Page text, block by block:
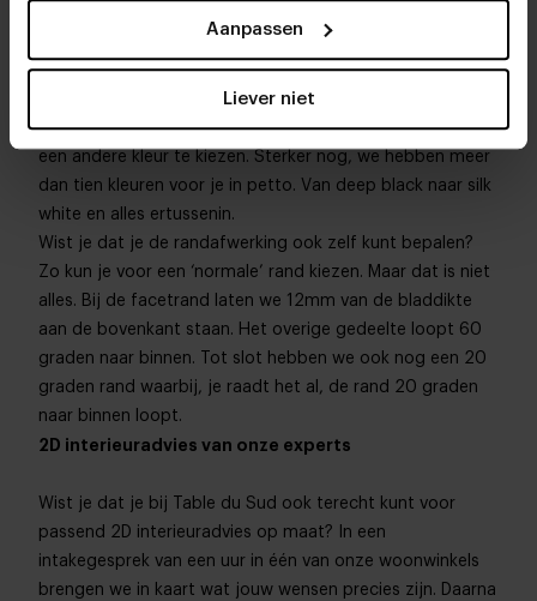
Aanpassen
Liever niet
je aankoop krijg je daarom de mogelijkheid om je
persoonlijke specificaties door te geven. Denk hierbij
bijvoorbeeld aan de kleur van je tafelblad. Naast kiezen
voor de klassieke houtkleur, is het ook mogelijk om voor
een andere kleur te kiezen. Sterker nog, we hebben meer
dan tien kleuren voor je in petto. Van deep black naar silk
white en alles ertussenin.
Wist je dat je de randafwerking ook zelf kunt bepalen?
Zo kun je voor een ‘normale’ rand kiezen. Maar dat is niet
alles. Bij de facetrand laten we 12mm van de bladdikte
aan de bovenkant staan. Het overige gedeelte loopt 60
graden naar binnen. Tot slot hebben we ook nog een 20
graden rand waarbij, je raadt het al, de rand 20 graden
naar binnen loopt.
2D interieuradvies van onze experts
Wist je dat je bij Table du Sud ook terecht kunt voor
passend 2D interieuradvies op maat? In een
intakegesprek van een uur in één van onze woonwinkels
brengen we in kaart wat jouw wensen precies zijn. Daarna